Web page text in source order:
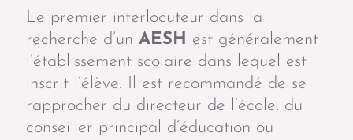
Le premier interlocuteur dans la
recherche d’un AESH est généralement
l’établissement scolaire dans lequel est
inscrit l’élève. Il est recommandé de se
rapprocher du directeur de l’école, du
conseiller principal d’éducation ou